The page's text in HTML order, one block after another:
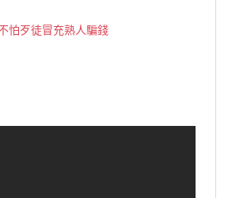
怕歹徒冒充熟人騙錢